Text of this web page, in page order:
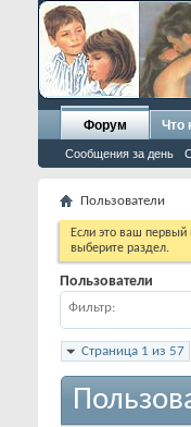
Форум
Сообщения за день
Что
Пользователи
Если это ваш
выберите раздел.
Пользователи
Фильтр
Страница 1 из 57